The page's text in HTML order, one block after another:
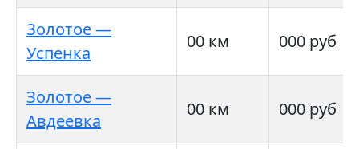
Золотое —
Успенка
00 км 000 руб
Золотое —
Авдеевка
00 км 000 руб